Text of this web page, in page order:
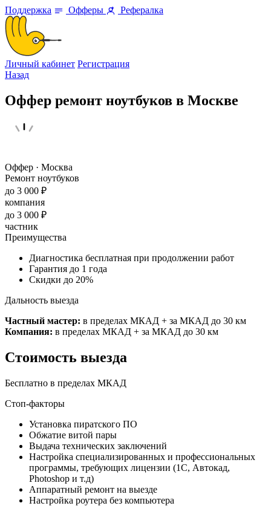
Поддержка Офферы Рефералка
Личный кабинет Регистрация
Назад
Оффер ремонт ноутбуков в Москве
Оффер · Москва
Ремонт ноутбуков
до 3 000 ₽
компания
до 3 000 ₽
частник
Преимущества
Диагностика бесплатная при продолжении работ
Гарантия до 1 года
Скидки до 20%
Дальность выезда
Частный мастер: в пределах МКАД + за МКАД до 30 км
Компания: в пределах МКАД + за МКАД до 30 км
Стоимость выезда
Бесплатно в пределах МКАД
Стоп-факторы
Установка пиратского ПО
Обжатие витой пары
Выдача технических заключений
Настройка специализированных и профессиональных
программы, требующих лицензии (1С, Автокад,
Photoshop и т.д)
Аппаратный ремонт на выезде
Настройка роутера без компьютера